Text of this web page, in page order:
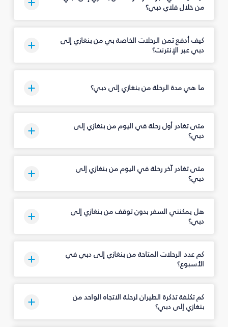
من خلال فلاي دبي؟
كيف أدفع ثمن الرحلات الخاصة بي من بنغازي إلى
دبي عبر الإنترنت؟
ما هي مدة الرحلة من بنغازي إلى دبي؟
متى تغادر أول رحلة في اليوم من بنغازي إلى
دبي؟
متى تغادر آخر رحلة في اليوم من بنغازي إلى
دبي؟
هل يمكنني السفر بدون توقف من بنغازي إلى
دبي؟
كم عدد الرحلات المتاحة من بنغازي إلى دبي في
الأسبوع؟
كم تكلفة تذكرة الطيران لرحلة الاتجاه الواحد من
بنغازي إلى دبي؟